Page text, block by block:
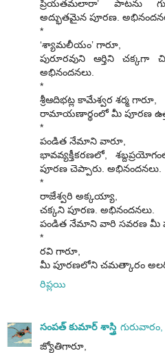
ప్రియతమలారా’ పాటను
అద్భుతమైన పూరణ.
*
‘శ్యామలీయం’ గారూ,
పురూరవుని ఆర్తిని చక్కగా
అభినందనలు.
*
శ్రీఆదిభట్ల కామేశ్వర శర్మ గారూ,
రామాయణార్థంలో మీ పూరణ
*
పండిత నేమాని వారూ,
భావవ్యక్తీకరణలో,
పూరణ చెప్పారు. అభినందనలు.
*
రాజేశ్వరి అక్కయ్యా,
చక్కని పూరణ. అభినందనలు.
పండిత నేమాని వారి సవరణ మీ
*
రవి గారూ,
మీ పూరణలోని చమత్కారం
రిప్లయి
సంపత్ కుమార్ శాస్త్రి గురువారం,
జ్యోతిగారూ,